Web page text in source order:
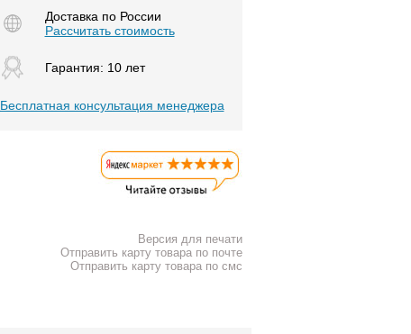
Доставка по России
Рассчитать стоимость
Гарантия: 10 лет
Бесплатная консультация менеджера
Версия для печати
Отправить карту товара по почте
Отправить карту товара по смс